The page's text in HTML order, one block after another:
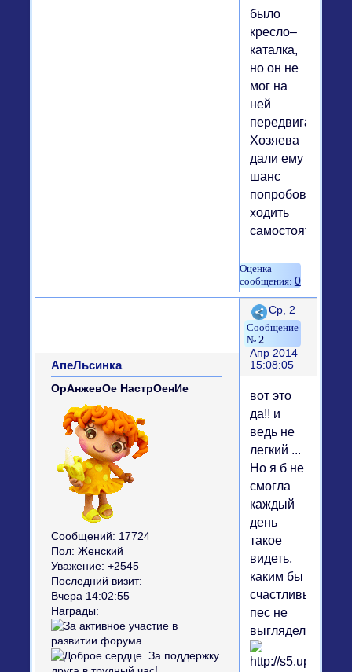
было
кресло–
каталка,
но он не
мог на
ней
передвигаться.
Хозяева
дали ему
шанс
попробовать
ходить
0
Поделиться
2
Ср, 2
Апр 2014
15:08:05
АпеЛьсинка
ОрАнжевОе НастрОенИе
Сообщений: 17724
Пол: Женский
Уважение: +2545
Последний визит:
Вчера 14:02:55
Награды:
вот это
да!! и
ведь не
легкий ...
Но я б не
смогла
каждый
день
такое
видеть,
каким бы
счастливым
пес не
выглядел